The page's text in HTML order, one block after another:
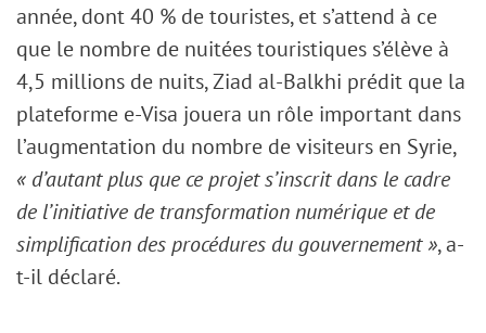
année, dont 40 % de touristes, et s’attend à ce
que le nombre de nuitées touristiques s’élève à
4,5 millions de nuits, Ziad al-Balkhi prédit que la
plateforme e-Visa jouera un rôle important dans
l’augmentation du nombre de visiteurs en Syrie,
« d’autant plus que ce projet s’inscrit dans le cadre
de l’initiative de transformation numérique et de
simplification des procédures du gouvernement », a-
t-il déclaré.